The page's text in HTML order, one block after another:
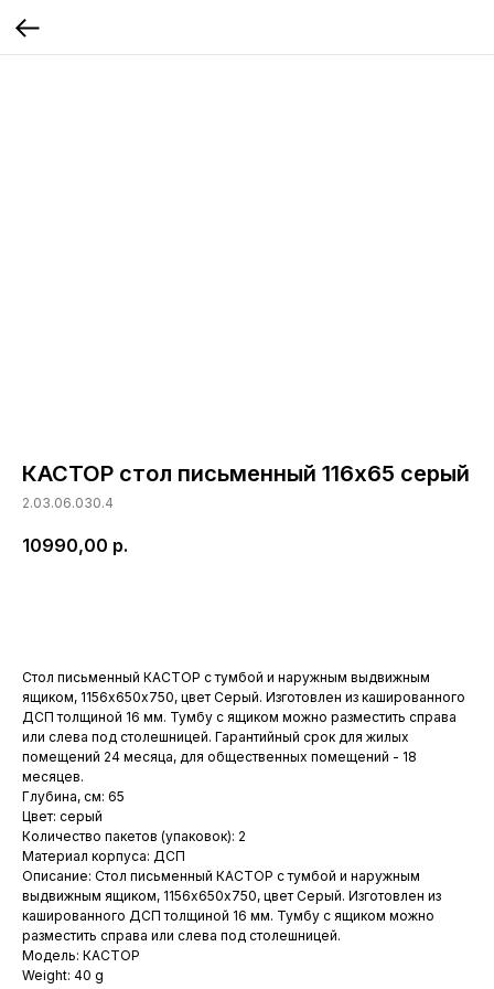
КАСТОР стол письменный 116х65 серый
2.03.06.030.4
10990,00 р.
Стол письменный КАСТОР с тумбой и наружным выдвижным
ящиком, 1156х650х750, цвет Серый. Изготовлен из кашированного
ДСП толщиной 16 мм. Тумбу с ящиком можно разместить справа
или слева под столешницей. Гарантийный срок для жилых
помещений 24 месяца, для общественных помещений - 18
месяцев.
Глубина, см: 65
Цвет: серый
Количество пакетов (упаковок): 2
Материал корпуса: ДСП
Описание: Стол письменный КАСТОР с тумбой и наружным
выдвижным ящиком, 1156х650х750, цвет Серый. Изготовлен из
кашированного ДСП толщиной 16 мм. Тумбу с ящиком можно
разместить справа или слева под столешницей.
Модель: КАСТОР
Weight: 40 g